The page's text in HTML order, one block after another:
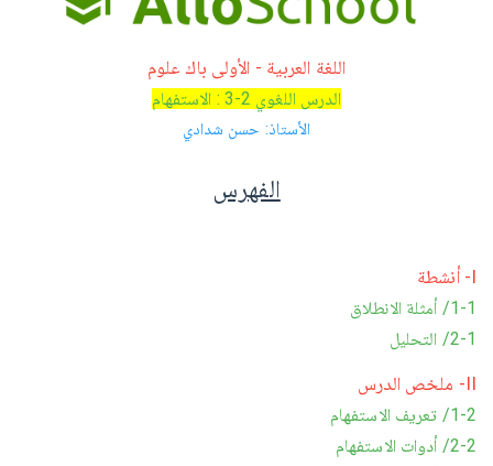
اللغة العربية - الأولى باك علوم
الدرس اللغوي 2-3 : الاستفهام
الأستاذ: حسن شدادي
الفهرس
I- أنشطة
1-1/ أمثلة الانطلاق
2-1/ التحليل
II- ملخص الدرس
1-2/ تعريف الاستفهام
2-2/ أدوات الاستفهام